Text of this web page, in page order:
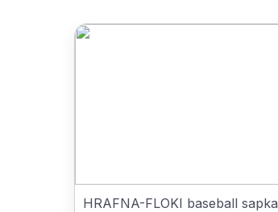
HRAFNA-FLOKI baseball sapka